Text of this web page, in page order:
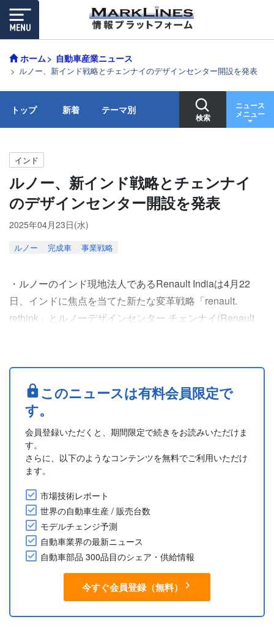
ホーム 自動車産業ニュース
ルノー、新インド戦略とチェンナイのデザインセンター開設を発表
トップ 新着 テーマ別
検索
ニュース
メニュー
インド
ルノー、新インド戦略とチェンナイ
のデザインセンター開設を発表
2025年04月23日(水)
ルノー 完成車 事業戦略
・ルノーのインド現地法人であるRenault Indiaは4月22
日、インドに焦点を当てた新たな変革戦略「renault.
rethink」とルノーデザインセンター チェンナイ(Renault
力するとともに、ルノーグループのグローバルな設計への
取り組みに貢献する。
・Renault Nissan Techn....
このニュースは有料会員限定で
す。
会員登録いただくと、期間限定で続きをお読みいただけま
す。
さらに、以下のようなコンテンツを無料でご利用いただけ
ます。
市場技術レポート
世界の自動車生産 / 販売台数
モデルチェンジ予測
自動車業界の最新ニュース
自動車部品 300品目のシェア・供給情報
今すぐ会員登録（無料）